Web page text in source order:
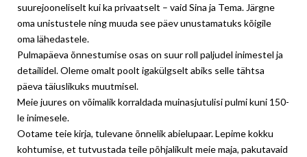
suurejooneliselt kui ka privaatselt – vaid Sina ja Tema. Järgne
oma unistustele ning muuda see päev unustamatuks kõigile
oma lähedastele.
Pulmapäeva õnnestumise osas on suur roll paljudel inimestel ja
detailidel. Oleme omalt poolt igakülgselt abiks selle tähtsa
päeva täiuslikuks muutmisel.
Meie juures on võimalik korraldada muinasjutulisi pulmi kuni 150-
le inimesele.
Ootame teie kirja, tulevane õnnelik abielupaar. Lepime kokku
kohtumise, et tutvustada teile põhjalikult meie maja, pakutavaid